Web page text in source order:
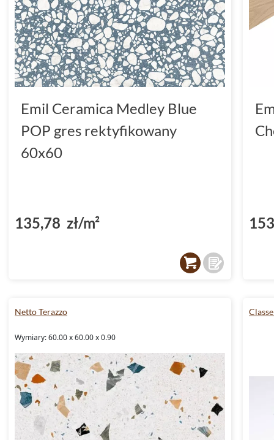
Emil Ceramica Medley Blue
POP gres rektyfikowany
60x60
135,78 zł/m²
Netto Terazzo
Wymiary: 60.00 x 60.00 x 0.90